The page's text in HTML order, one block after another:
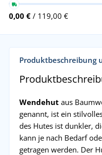
0,00 € / 119,00 €
Produktbeschreibung
Wendehut aus
genannt, ist ein
des Hutes ist dunkler,
kann je nach Bedarf
getragen werden. Der